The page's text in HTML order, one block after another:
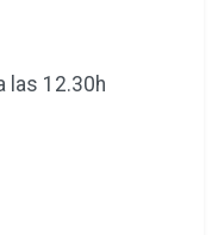
las 12.30h